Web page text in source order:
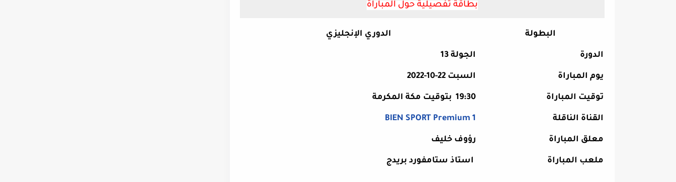
بطاقة تفصيلية حول المباراة
البطولة الدوري الإنجليزي
الدورة الجولة 13
يوم المباراة السبت 22-10-2022
توقيت المباراة 19:30 بتوقيت مكة المكرمة
القناة الناقلة BIEN SPORT Premium 1
معلق المباراة رؤوف خليف
ملعب المباراة استاذ ستامفورد بريدج